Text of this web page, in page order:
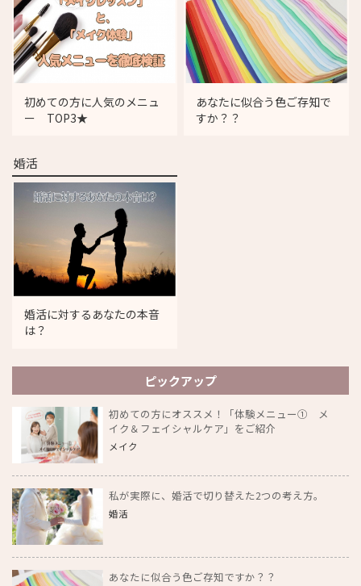
初めての方に人気のメニュ
ー TOP3★
あなたに似合う色ご存知で
すか？？
婚活
婚活に対するあなたの本音
は？
ピックアップ
初めての方にオススメ！「体験メニュー① メ
イク＆フェイシャルケア」をご紹介
メイク
私が実際に、婚活で切り替えた2つの考え方。
婚活
あなたに似合う色ご存知ですか？？